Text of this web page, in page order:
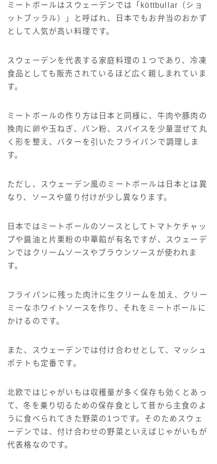
ミートボールはスウェーデンでは「köttbullar（ショ
ットブッラル）」と呼ばれ、日本でもお弁当のおかず
として人気が高い料理です。
スウェーデンを代表する家庭料理の１つであり、冷凍
食品としても販売されているほど広く親しまれていま
す。
ミートボールの作り方は日本と同様に、牛肉や豚肉の
挽肉に卵や玉ねぎ、パン粉、スパイスを少量混ぜて丸
く形を整え、バターを引いたフライパンで調理しま
す。
ただし、スウェーデン風のミートボールは日本とは異
なり、ソースや盛り付けが少し異なります。
日本ではミートボールのソースとしてトマトケチャッ
プや醤油と片栗粉の中華餡が有名ですが、スウェーデ
ンではクリームソースやブラウンソースが使われま
す。
フライパンに残った肉汁に生クリームを加え、クリー
ミーなホワイトソースを作り、それをミートボールに
かけるのです。
また、スウェーデンでは付け合わせとして、マッシュ
ポテトも定番です。
北欧ではじゃがいもは収穫量が多く保存も効くとあっ
て、冬を乗り切るための保存食として昔から主食のよ
うに食べられてきた野菜の1つです。そのためスウェ
ーデンでは、付け合わせの野菜といえばじゃがいもが
代表格なのです。